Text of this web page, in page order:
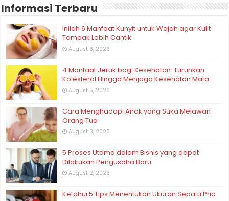
Informasi Terbaru
Inilah 6 Manfaat Kunyit untuk Wajah agar Kulit
Tampak Lebih Cantik
August 6, 2026
4 Manfaat Jeruk bagi Kesehatan: Turunkan
Kolesterol Hingga Menjaga Kesehatan Mata
August 5, 2026
Cara Menghadapi Anak yang Suka Melawan
Orang Tua
August 3, 2026
5 Proses Utama dalam Bisnis yang dapat
Dilakukan Pengusaha Baru
August 2, 2026
Ketahui 5 Tips Menentukan Ukuran Sepatu Pria